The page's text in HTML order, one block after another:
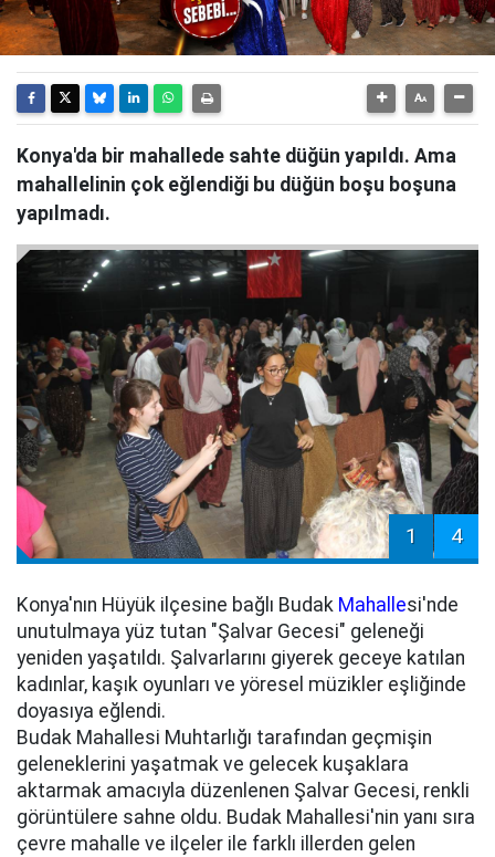
Konya'da bir mahallede sahte düğün yapıldı. Ama
mahallelinin çok eğlendiği bu düğün boşu boşuna
yapılmadı.
1 4
Konya'nın Hüyük ilçesine bağlı Budak Mahallesi'nde
unutulmaya yüz tutan "Şalvar Gecesi" geleneği
yeniden yaşatıldı. Şalvarlarını giyerek geceye katılan
kadınlar, kaşık oyunları ve yöresel müzikler eşliğinde
doyasıya eğlendi.
Budak Mahallesi Muhtarlığı tarafından geçmişin
geleneklerini yaşatmak ve gelecek kuşaklara
aktarmak amacıyla düzenlenen Şalvar Gecesi, renkli
görüntülere sahne oldu. Budak Mahallesi'nin yanı sıra
çevre mahalle ve ilçeler ile farklı illerden gelen